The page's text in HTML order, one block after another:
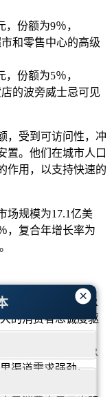
×
份额为9％，
和零售中心的高级
份额为5％，
的波旁威士忌可见
，受到可访问性，冲
置。他们在城市人口
作用，以支持快速的
场规模为17.1亿美
，复合年增长率为
份额11％，CAGR
的消费者忠诚度驱
，份额7％，CAGR
渠道需求强劲。
份额4％，CAGR